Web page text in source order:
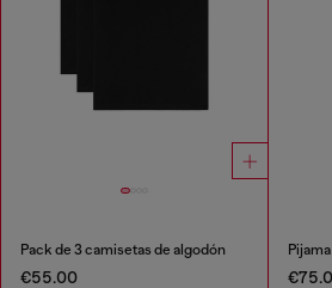
Pack de 3 camisetas de algodón
€55.00